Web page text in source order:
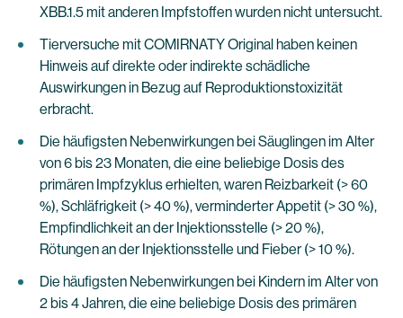
XBB.1.5 mit anderen Impfstoffen wurden nicht untersucht.
Tierversuche mit COMIRNATY Original haben keinen
Hinweis auf direkte oder indirekte schädliche
Auswirkungen in Bezug auf Reproduktionstoxizität
erbracht.
Die häufigsten Nebenwirkungen bei Säuglingen im Alter
von 6 bis 23 Monaten, die eine beliebige Dosis des
primären Impfzyklus erhielten, waren Reizbarkeit (> 60
%), Schläfrigkeit (> 40 %), verminderter Appetit (> 30 %),
Empfindlichkeit an der Injektionsstelle (> 20 %),
Rötungen an der Injektionsstelle und Fieber (> 10 %).
Die häufigsten Nebenwirkungen bei Kindern im Alter von
2 bis 4 Jahren, die eine beliebige Dosis des primären